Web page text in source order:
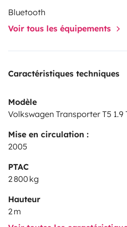
Bluetooth
Voir tous les équipements
Caractéristiques techniques
Modèle
Volkswagen Transporter T5 1.9
Mise en circulation :
2005
PTAC
2 800 kg
Hauteur
2 m